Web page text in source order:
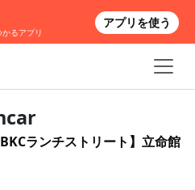
ランチストリート】立命館
るアプリ
アプリを使う